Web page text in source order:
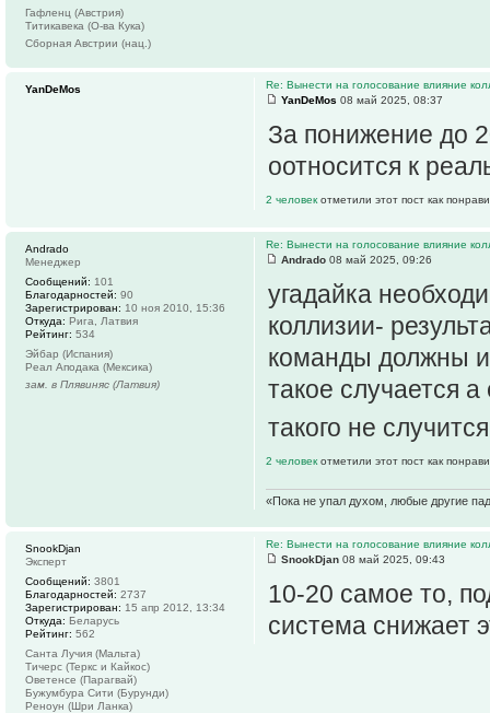
Гафленц (Австрия)
Титикавека (О-ва Кука)
Сборная Австрии (нац.)
Re: Вынести на голосование влияние
YanDeMos 08 май 2025, 08:37
За понижение до
оотносится к
2 человек отметили этот пост как
YanDeMos
Re: Вынести на голосование влияние
Andrado 08 май 2025, 09:26
угадайка
коллизии-
команды должны
такое случается
такого не
2 человек отметили этот пост как
«Пока не упал духом, любые другие
Andrado
Менеджер
Сообщений: 101
Благодарностей: 90
Зарегистрирован: 10 ноя 2010, 15:36
Откуда: Рига, Латвия
Рейтинг: 534
Эйбар (Испания)
Реал Аподака (Мексика)
зам. в Плявиняс (Латвия)
Re: Вынести на голосование влияние
SnookDjan 08 май 2025, 09:43
10-20 самое то,
система снижает
SnookDjan
Эксперт
Сообщений: 3801
Благодарностей: 2737
Зарегистрирован: 15 апр 2012, 13:34
Откуда: Беларусь
Рейтинг: 562
Санта Лучия (Мальта)
Тичерс (Теркс и Кайкос)
Оветенсе (Парагвай)
Бужумбура Сити (Бурунди)
Реноун (Шри Ланка)